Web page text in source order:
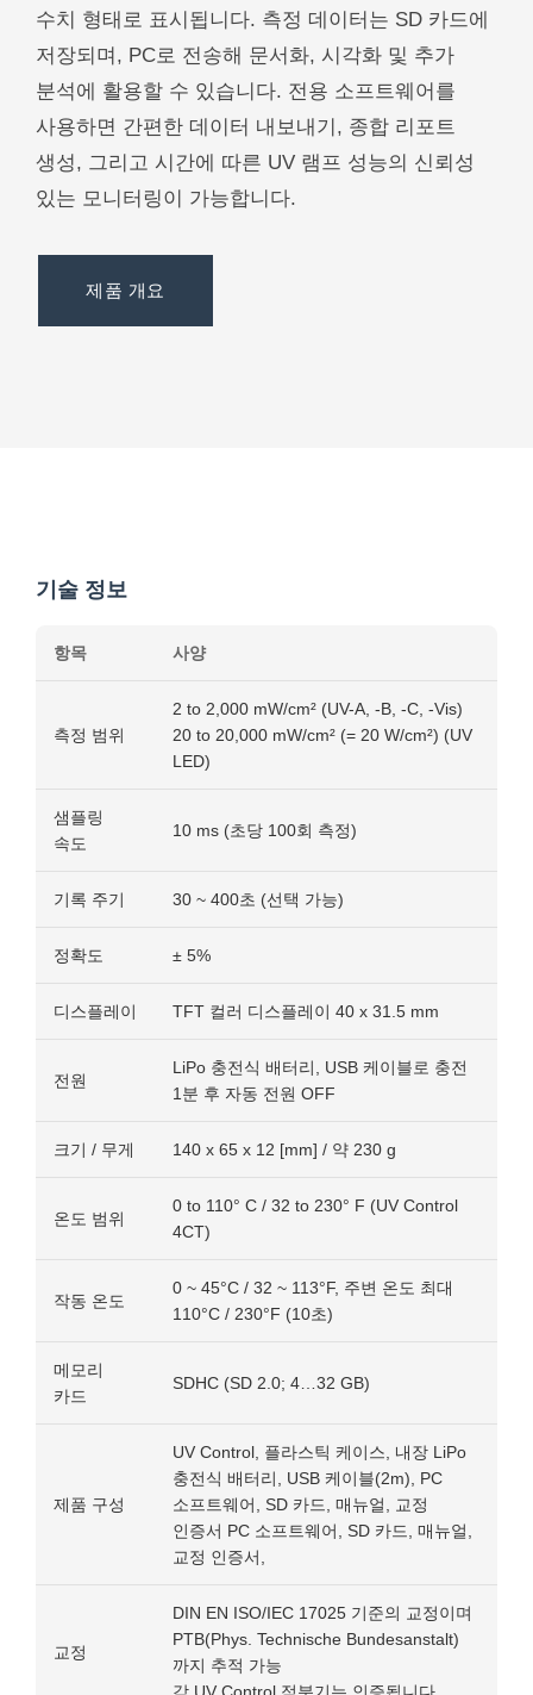
이메일: Ljh0302@gmail.com
문의
수치 형태로 표시됩니다. 측정 데이터는 SD 카드에
저장되며, PC로 전송해 문서화, 시각화 및 추가
분석에 활용할 수 있습니다. 전용 소프트웨어를
사용하면 간편한 데이터 내보내기, 종합 리포트
생성, 그리고 시간에 따른 UV 램프 성능의 신뢰성
있는 모니터링이 가능합니다.
제품 개요
기술 정보
항목 사양
측정 범위
2 to 2,000 mW/cm² (UV-A, -B, -C, -Vis)
20 to 20,000 mW/cm² (= 20 W/cm²) (UV
LED)
샘플링
속도
10 ms (초당 100회 측정)
기록 주기 30 ~ 400초 (선택 가능)
정확도 ± 5%
디스플레이 TFT 컬러 디스플레이 40 x 31.5 mm
전원
LiPo 충전식 배터리, USB 케이블로 충전
1분 후 자동 전원 OFF
크기 / 무게 140 x 65 x 12 [mm] / 약 230 g
온도 범위
0 to 110° C / 32 to 230° F (UV Control
4CT)
작동 온도
0 ~ 45°C / 32 ~ 113°F, 주변 온도 최대
110°C / 230°F (10초)
메모리
카드
SDHC (SD 2.0; 4…32 GB)
제품 구성
UV Control, 플라스틱 케이스, 내장 LiPo
충전식 배터리, USB 케이블(2m), PC
소프트웨어, SD 카드, 매뉴얼, 교정
인증서 PC 소프트웨어, SD 카드, 매뉴얼,
교정 인증서,
교정
DIN EN ISO/IEC 17025 기준의 교정이며
PTB(Phys. Technische Bundesanstalt)
까지 추적 가능